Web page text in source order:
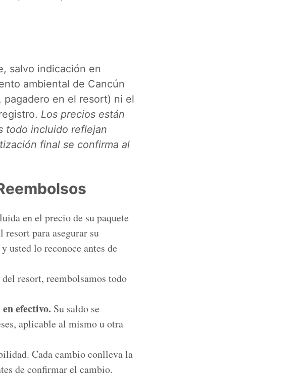
salvo indicación en
ambiental de Cancún
pagadero en el resort) ni el
Los precios están
todo incluido reflejan
final se confirma al
en el precio de su paquete
resort para asegurar su
usted lo reconoce antes de
resort, reembolsamos todo
efectivo. Su saldo se
aplicable al mismo u otra
Cada cambio conlleva la
de confirmar el cambio.